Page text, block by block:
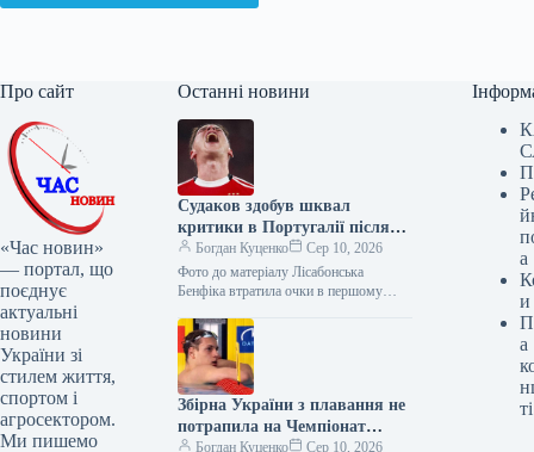
Про сайт
«Час новин»
— портал, що
поєднує
актуальні
новини
України зі
стилем життя,
спортом і
агросектором.
Ми пишемо
Останні новини
Судаков здобув шквал
критики в Португалії після
провалу “Бенфіки”
Богдан Куценко
Сер 10, 2026
Фото до матеріалу Лісабонська
Бенфіка втратила очки в першому
Португалії. У домашньому поєдинку
«орли» не змогли…
Збірна України з плавання не
потрапила на Чемпіонат
Європи-2026
Богдан Куценко Сер 10, 2026
а
и
а
ті